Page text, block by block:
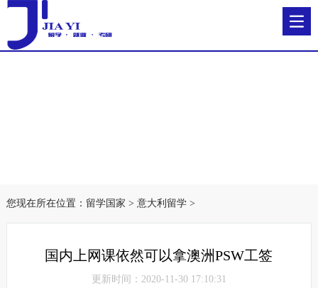
您现在所在位置： 留学国家 > 意大利留学>
国内上网课依然可以拿澳洲PSW工签
更新时间：2020-11-30 17:10:31